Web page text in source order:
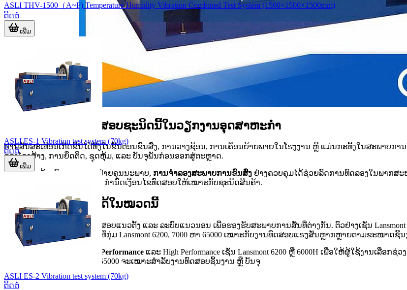
ບົດບາດຂອງການທົດສອບຊະນິດນີ້ໃນວຽກງານອຸດສາຫະກຳ
ການສັ່ນສະເທືອນເກີດຂຶ້ນໄດ້ທັງໃນຂັ້ນຕອນຂົນສົ່ງ, ການວາງຊ້ອນ, ການເຄື່ອນຍ້າຍພາຍໃນໂຮງງານ ຫຼື ແມ່ນກະທັ້ງໃນສະພາບກ
ຂອງໂຄງສ້າງ, ການຍຶດຕິດ, ຊຸດຫຸ້ມ, ແລະ ບັນຈຸພັນກ່ອນອອກສູ່ຕະຫຼາດ.
ໃນມຸມຂອງຫ້ອງທົດລອງ ແລະ ຝ່າຍຄຸນນະພາບ, ການຈຳລອງສະພາບການຂົນສົ່ງ ຢ່າງຄວບຄຸມໄດ້ຊ່ວຍລົດການທົດລອງໃນພາກສ
ເລືອກວັດສະດຸກັນກະແທກ ແລະ ກຳນົດເງື່ອນໄຂທົດສອບໃຫ້ເໝາະກັບຊະນິດສິນຄ້າ.
ຮູບແບບລະບົບທີ່ພົບໄດ້ໃນໝວດນີ້
ໃນໝວດນີ້ຈະເຫັນທັງລະບົບທົດສອບແນວຕັ້ງ ແລະ ລະບົບແນວນອນ ເພື່ອຮອງຮັບສະພາບການສັ່ນທີ່ຕ່າງກັນ. ຕົວຢ່າງເຊັ່ນ Lansmont
ເຄື່ອນໄຫວດ້ານຂ້າງ, ໃນຂະນະທີ່ກຸ່ມ Lansmont 6200, 7000 ຫາ 65000 ເໝາະກັບງານທົດສອບແຮງສັ່ນຫຼາກຫຼາຍຕາມຂະໜາດຊິ້
Standard Performance ແລະ High Performance ເຊັ່ນ Lansmont 6200 ຫຼື 6000H ເພື່ອໃຫ້ຜູ້ໃຊ້ງານເ
Lansmont 28000, 56000 ແລະ 65000 ຈະເໝາະສຳລັບງານທົດສອບຊິ້ນງານ ຫຼື ບັນຈຸ
ASLI THV-1500（A~F) Temperature Humidity Vibration Combined Test System (1500×1500×1500mm)
ຕິດຕໍ່
ເພີ່ມ
ASLI ES-1 Vibration test system (70kg)
ຕິດຕໍ່
ເພີ່ມ
ASLI ES-2 Vibration test system (70kg)
ຕິດຕໍ່